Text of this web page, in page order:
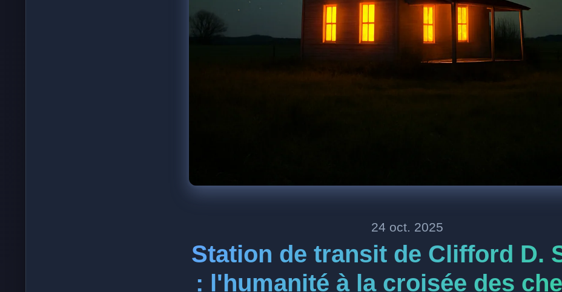
24 oct. 2025
Station de transit de Clifford D.
: l'humanité à la croisée des